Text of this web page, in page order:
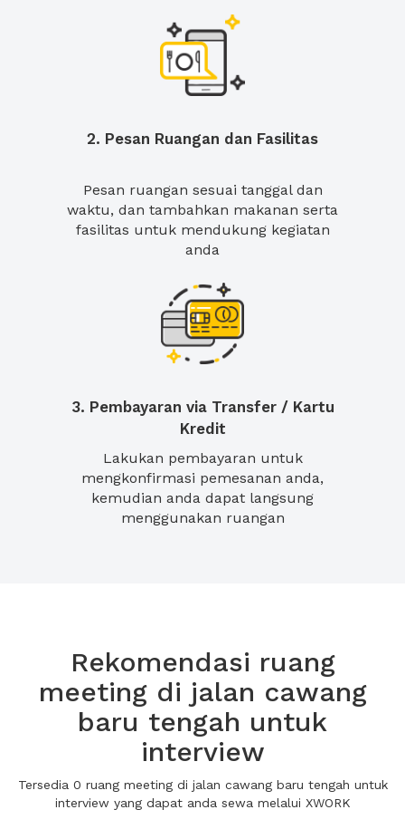
2. Pesan Ruangan dan Fasilitas
Pesan ruangan sesuai tanggal dan
waktu, dan tambahkan makanan serta
fasilitas untuk mendukung kegiatan
anda
3. Pembayaran via Transfer / Kartu
Kredit
Lakukan pembayaran untuk
mengkonfirmasi pemesanan anda,
kemudian anda dapat langsung
menggunakan ruangan
Rekomendasi ruang
meeting di jalan cawang
baru tengah untuk
interview
Tersedia 0 ruang meeting di jalan cawang baru tengah untuk
interview yang dapat anda sewa melalui XWORK